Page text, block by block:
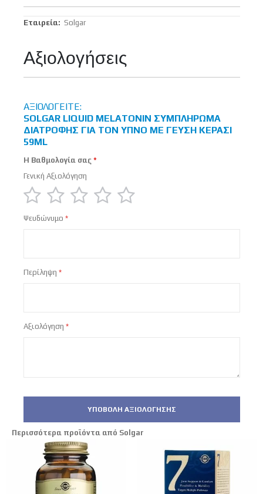
ΠερισσότερεςSolgar
Αξιολογήσεις
ΑΞΙΟΛΟΓΕΊΤΕ:
SOLGAR LIQUID MELATONIN ΣΥΜΠΛΉΡΩΜΑ
ΔΙΑΤΡΟΦΉΣ ΓΙΑ ΤΟΝ ΎΠΝΟ ΜΕ ΓΕΎΣΗ ΚΕΡΆΣΙ
59ML
Η Βαθμολογία σας
Γενική Αξιολόγηση
star
stars
stars
stars
stars
Ψευδώνυμο
Περίληψη
Αξιολόγηση
ΥΠΟΒΟΛΉ ΑΞΙΟΛΌΓΗΣΗΣ
Περισσότερα προϊόντα από Solgar